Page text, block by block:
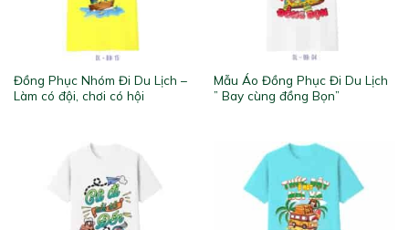
Đồng Phục Nhóm Đi Du Lịch –
Làm có đội, chơi có hội
Mẫu Áo Đồng Phục Đi Du Lịch
” Bay cùng đồng Bọn”